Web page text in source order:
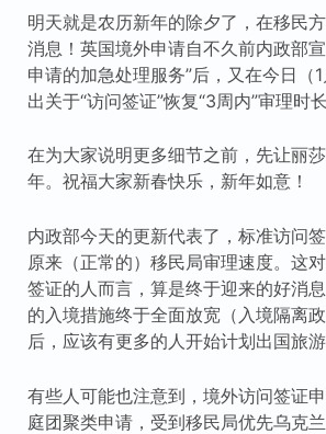
明天就是农历新年的除夕了，在移民
消息！英国境外申请自不久前内政部
申请的加急处理服务”后，又在今日（
出关于“访问签证”恢复“3周内”审理时
在为大家说明更多细节之前，先让丽
年。祝福大家新春快乐，新年如意！
内政部今天的更新代表了，标准访问
原来（正常的）移民局审理速度。这
签证的人而言，算是终于迎来的好消
的入境措施终于全面放宽（入境隔离
后，应该有更多的人开始计划出国旅游
有些人可能也注意到，境外访问签证
庭团聚类申请，受到移民局优先乌克